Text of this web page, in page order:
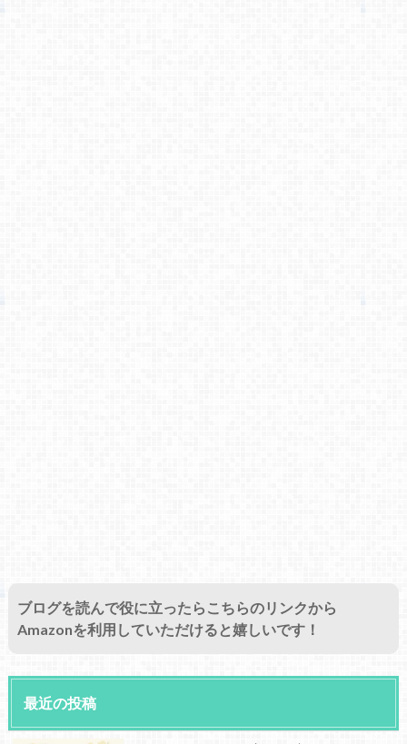
ブログを読んで役に立ったらこちらのリンクから
Amazonを利用していただけると嬉しいです！
最近の投稿